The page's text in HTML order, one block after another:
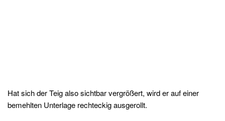
Hat sich der Teig also sichtbar vergrößert, wird er auf einer
bemehlten Unterlage rechteckig ausgerollt.